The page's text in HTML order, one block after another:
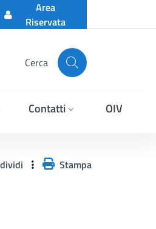
Area
Riservata
Cerca
Contatti OIV
Stampa